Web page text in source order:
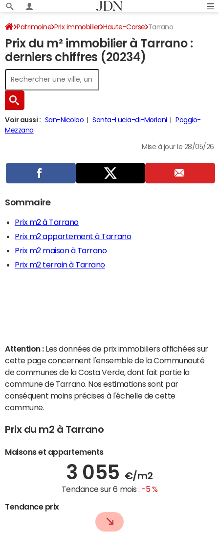
Patrimoine Prix immobilier Haute-Corse Tarrano
Prix du m² immobilier à Tarrano :
derniers chiffres (20234)
Voir aussi : San-Nicolao Santa-Lucia-di-Moriani
Poggio-
Mezzana
Mise à jour le 28/05/26
Sommaire
Prix m2 à Tarrano
Prix m2 appartement à Tarrano
Prix m2 maison à Tarrano
Prix m2 terrain à Tarrano
Attention : Les données de prix immobiliers affichées sur
cette page concernent l'ensemble de la Communauté
de communes de la Costa Verde, dont fait partie la
commune de Tarrano. Nos estimations sont par
conséquent moins précises à l'échelle de cette
commune.
Prix du m2 à Tarrano
Maisons et appartements
3 055 €/m2
Tendance sur 6 mois : -5 %
Tendance prix